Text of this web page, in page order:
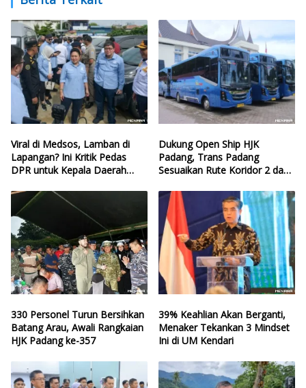
Viral di Medsos, Lamban di
Lapangan? Ini Kritik Pedas
DPR untuk Kepala Daerah
Bencana
Dukung Open Ship HJK
Padang, Trans Padang
Sesuaikan Rute Koridor 2 dan
330 Personel Turun Bersihkan
Batang Arau, Awali Rangkaian
HJK Padang ke-357
39% Keahlian Akan Berganti,
Menaker Tekankan 3 Mindset
Ini di UM Kendari